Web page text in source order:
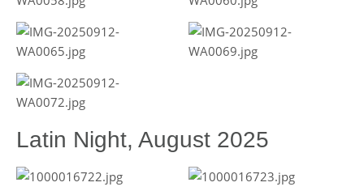
Latin Night, August 2025